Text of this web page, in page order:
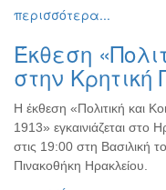
περισσότερα...
Έκθεση
στην Κρητική
Η έκθεση «Πολιτική και
1913» εγκαινιάζεται στο
στις 19:00 στη Βασιλική
Πινακοθήκη Ηρακλείου.